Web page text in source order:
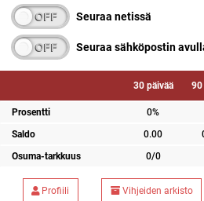
Seuraa netissä
Seuraa sähköpostin
30 päivää 90
Prosentti 0%
Saldo
0.00
Osuma-tarkkuus
0/0
Profiili Vihjeiden arkisto